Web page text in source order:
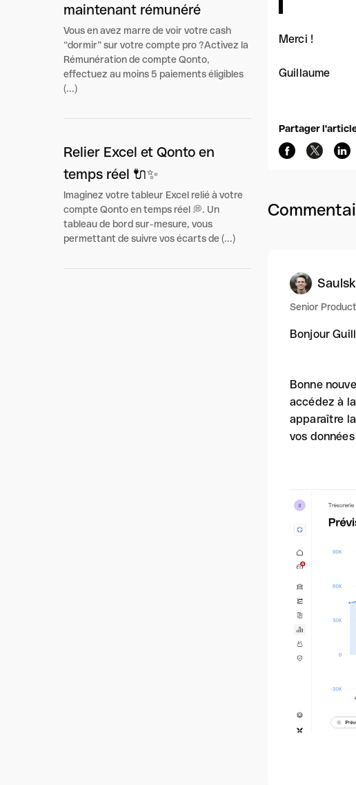
maintenant rémunéré
Vous en avez marre de voir votre cash
“dormir” sur votre compte pro ?Activez la
Rémunération de compte Qonto,
effectuez au moins 5 paiements éligibles
(...)
Relier Excel et Qonto en
temps réel 🔌✨
Imaginez votre tableur Excel relié à votre
compte Qonto en temps réel 💭. Un
tableau de bord sur-mesure, vous
permettant de suivre vos écarts de (...)
Merci !
Guillaume
Partager
Senior
Bonjour
Bonne
accédez à
apparaître
vos